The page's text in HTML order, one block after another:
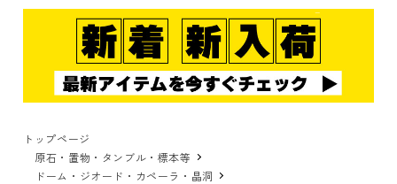
_
トップページ
原石・置物・タンブル・標本等
ドーム・ジオード・カペーラ・晶洞